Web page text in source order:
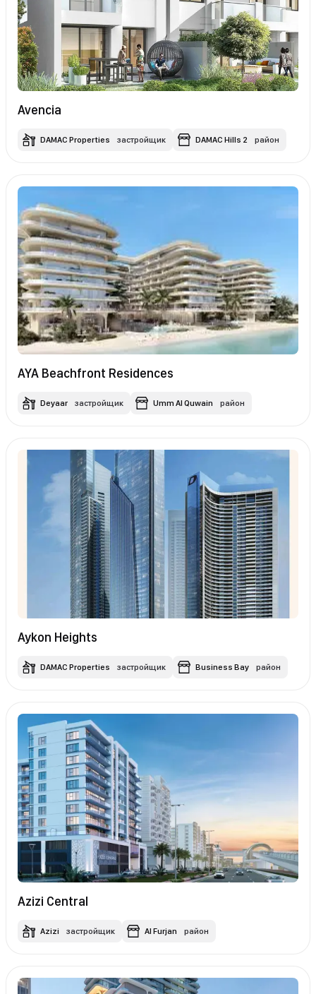
Avencia
DAMAC Properties застройщик DAMAC Hills 2 район
AYA Beachfront Residences
Deyaar застройщик Umm Al Quwain район
Aykon Heights
DAMAC Properties застройщик Business Bay район
Azizi Central
Azizi застройщик Al Furjan район